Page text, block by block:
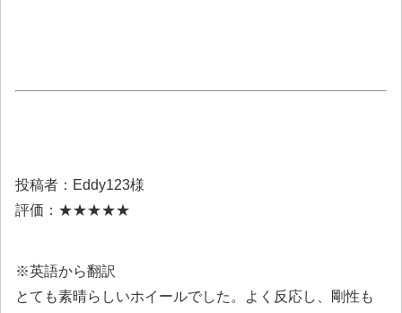
投稿者：Eddy123様
評価：★★★★★
※英語から翻訳
とても素晴らしいホイールでした。よく反応し、剛性も